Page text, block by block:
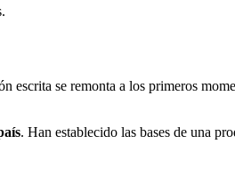
escrita se remonta a los primeros
. Han establecido las bases de una